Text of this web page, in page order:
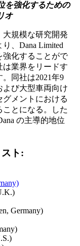
を強化するための
オ
規模な研究開発
、Dana Limited
強化することがで
は業界をリードす
同社は2021年9
よび大型車両向け
グメントにおける
とになる。した
の主導的地位
ト:
Germany)